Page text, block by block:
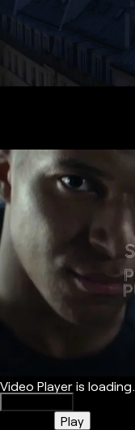
Video Player is loading.
Play